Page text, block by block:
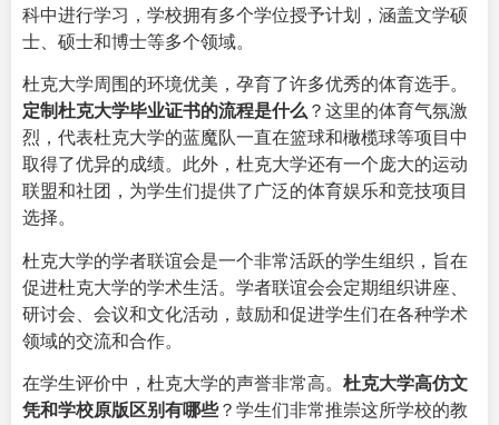
科中进行学习，学校拥有多个学位授予计划，涵盖文学硕
士、硕士和博士等多个领域。
杜克大学周围的环境优美，孕育了许多优秀的体育选手。
定制杜克大学毕业证书的流程是什么 ？这里的体育气氛激
烈，代表杜克大学的蓝魔队一直在篮球和橄榄球等项目中
取得了优异的成绩。此外，杜克大学还有一个庞大的运动
联盟和社团，为学生们提供了广泛的体育娱乐和竞技项目
选择。
杜克大学的学者联谊会是一个非常活跃的学生组织，旨在
促进杜克大学的学术生活。学者联谊会会定期组织讲座、
研讨会、会议和文化活动，鼓励和促进学生们在各种学术
领域的交流和合作。
在学生评价中，杜克大学的声誉非常高。 杜克大学高仿文
凭和学校原版区别有哪些？学生们非常推崇这所学校的教